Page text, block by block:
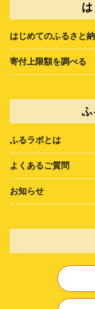
はじめてのふるさと
寄付上限額を調べる
ふ
ふるラボとは
よくあるご質問
お知らせ